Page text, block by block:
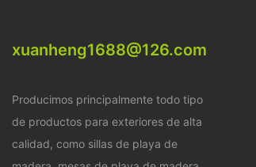
xuanheng1688@126.com
Producimos principalmente todo tipo
de productos para exteriores de alta
calidad, como sillas de playa de